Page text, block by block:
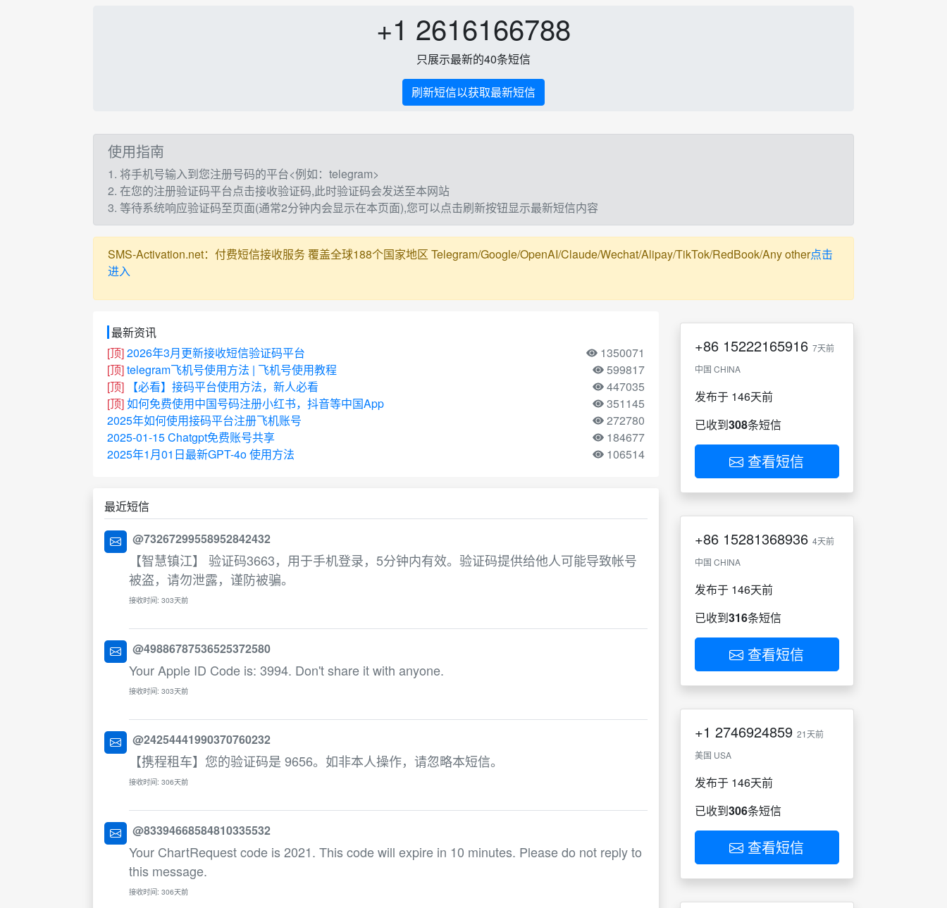
+1 2616166788
只展示最新的40条短信
刷新短信以获取最新短信
使用指南
1. 将手机号输入到您注册号码的平台<例如：telegram>
2. 在您的注册验证码平台点击接收验证码,此时验证码会发送至本网站
3. 等待系统响应验证码至页面(通常2分钟内会显示在本页面),您可以点击刷新按钮显示最新短信内容
SMS-Activation.net：付费短信接收服务 覆盖全球188个国家地区 Telegram/Google/OpenAI/Claude/Wechat/Alipay/TikTok/RedBook/Any other点击
进入
最新资讯
[顶]2026年3月更新接收短信验证码平台
1350071
[顶]telegram飞机号使用方法 | 飞机号使用教程
599817
[顶]
【必看】接码平台使用方法，新人必看
447035
[顶]如何免费使用中国号码注册小红书，抖音等中国App
351145
2025年如何使用接码平台注册飞机账号
272780
2025-01-15 Chatgpt免费账号共享
184677
2025年1月01日最新GPT-4o 使用方法
106514
最近短信
@73267299558952842432
【智慧镇江】 验证码3663，用于手机登录，5分钟内有效。验证码提供给他人可能导致帐号
被盗，请勿泄露，谨防被骗。
接收时间: 303天前
@49886787536525372580
Your Apple ID Code is: 3994. Don't share it with anyone.
接收时间: 303天前
@24254441990370760232
【携程租车】您的验证码是 9656。如非本人操作，请忽略本短信。
接收时间: 306天前
@83394668584810335532
Your ChartRequest code is 2021. This code will expire in 10 minutes. Please do not reply to
this message.
接收时间: 306天前
+86 15222165916 7天前
中国 CHINA
发布于 146天前
已收到308条短信
查看短信
+86 15281368936 4天前
中国 CHINA
发布于 146天前
已收到316条短信
查看短信
+1 2746924859 21天前
美国 USA
发布于 146天前
已收到306条短信
查看短信